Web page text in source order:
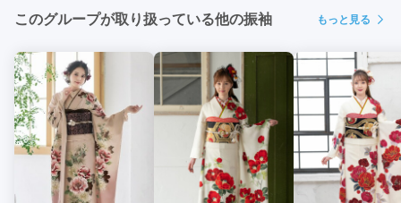
このグループが取り扱っている他の振袖 もっと見る